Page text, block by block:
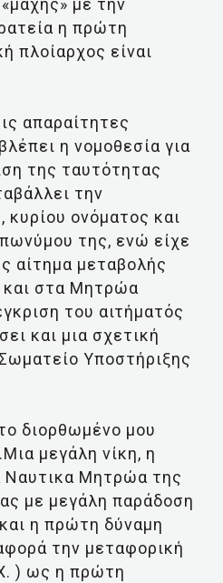
με την
η πρώτη
πλοίαρχος είναι
απαραίτητες
η νομοθεσία για
της ταυτότητας
την
ονόματος και
της, ενώ είχε
αίτημα μεταβολής
και στα Μητρώα
του αιτήματός
και μια σχετική
Υποστήριξης
διορθωμένο μου
μεγάλη νίκη, η
Ναυτικα Μητρώα της
με μεγάλη παράδοση
η πρώτη δύναμη
την μεταφορική
) ως η πρώτη